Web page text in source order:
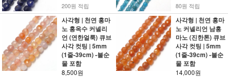
200원 적립 80원 적립
사각형 | 천연 홍마
노 홍옥수 커넬리
언 (연한얼룩) 큐브
사각 컷팅 | 5mm
(1줄-39cm) -불순
물 포함
8,500원
사각형 | 천연 홍마
노 커넬리언 남홍
마노 (진한톤) 큐브
사각 컷팅 | 5mm
(1줄-39cm) -불순
물 포함
14,000원